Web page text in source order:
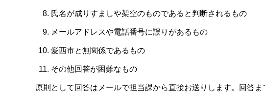
氏名が成りすましや架空のものであると判断されるもの
メールアドレスや電話番号に誤りがあるもの
愛西市と無関係であるもの
その他回答が困難なもの
原則として回答はメールで担当課から直接お送りします。回答